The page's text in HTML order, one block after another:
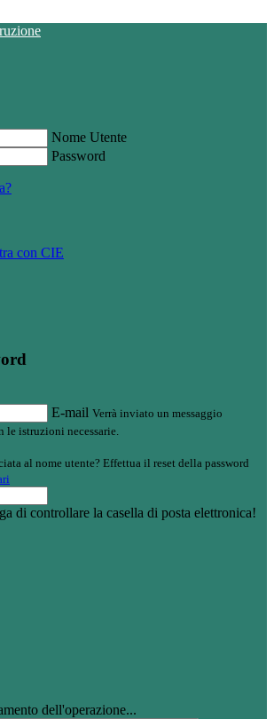
Nome Utente
Password
con CIE
E-mail Verrà inviato un messaggio
istruzioni necessarie.
al nome utente? Effettua il reset della password
di controllare la casella di posta elettronica!
dell'operazione...